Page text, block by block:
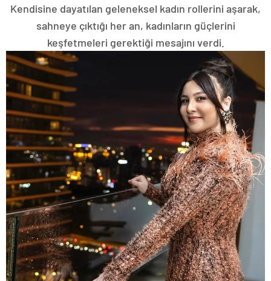
Kendisine dayatılan geleneksel kadın rollerini aşarak,
sahneye çıktığı her an, kadınların güçlerini
keşfetmeleri gerektiği mesajını verdi.